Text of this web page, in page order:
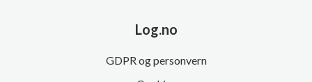
Log.no
GDPR og personvern